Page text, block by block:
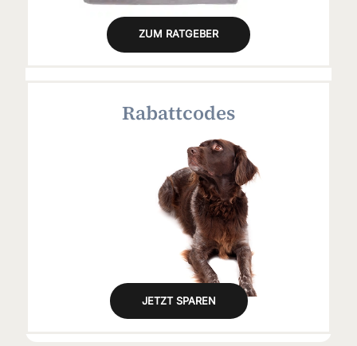
ZUM RATGEBER
Rabattcodes
JETZT SPAREN